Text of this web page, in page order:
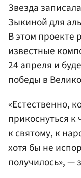
Звезда
Зыкинойдля
В этом проекте
известные
24 апреля и
победы в
«Естественно,
прикоснуться к
к святому, к
хотя бы не
получилось», —